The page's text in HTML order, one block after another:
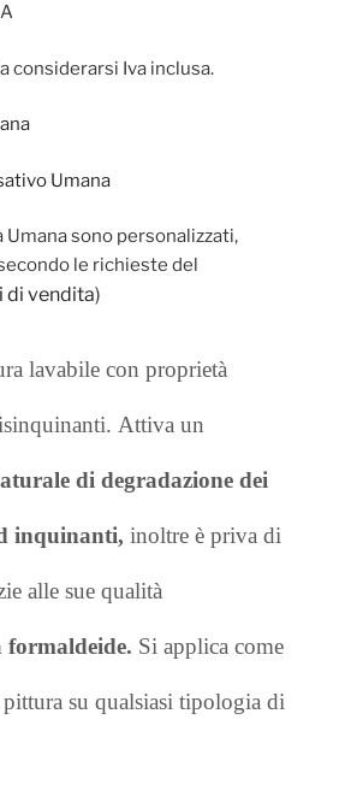
considerarsi Iva inclusa.
Umana
sono personalizzati,
le richieste del
di vendita)
lavabile con proprietà
Attiva un
di degradazione dei
inquinanti, inoltre è priva di
alle sue qualità
formaldeide. Si applica come
su qualsiasi tipologia di